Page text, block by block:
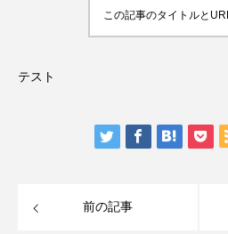
この記事のタイトルと
テスト
前の記事